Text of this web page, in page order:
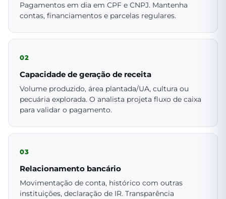
Pagamentos em dia em CPF e CNPJ. Mantenha
contas, financiamentos e parcelas regulares.
02
Capacidade de geração de receita
Volume produzido, área plantada/UA, cultura ou
pecuária explorada. O analista projeta fluxo de caixa
para validar o pagamento.
03
Relacionamento bancário
Movimentação de conta, histórico com outras
instituições, declaração de IR. Transparência